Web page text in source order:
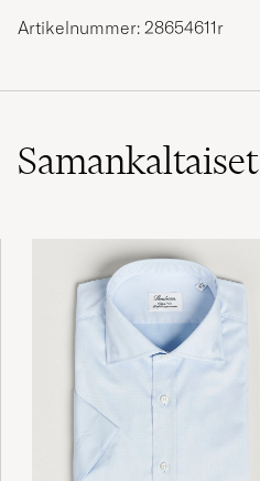
Artikelnummer: 28654611r
Samankaltaiset